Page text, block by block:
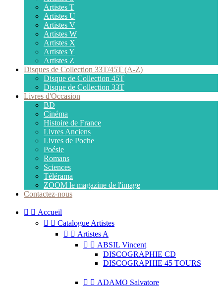
Artistes T
Artistes U
Artistes V
Artistes W
Artistes X
Artistes Y
Artistes Z
Disques de Collection 33T/45T (A-Z)
Disque de Collection 45T
Disque de Collection 33T
Livres d'Occasion
BD
Cinéma
Histoire de France
Livres Anciens
Livres de Poche
Poésie
Romans
Sciences
Télérama
ZOOM le magazine de l'image
Contactez-nous
  Accueil
  Catalogue Artistes
  Artistes A
  ABSIL Vincent
DISCOGRAPHIE CD
DISCOGRAPHIE 45 TOURS
  ADAMO Salvatore